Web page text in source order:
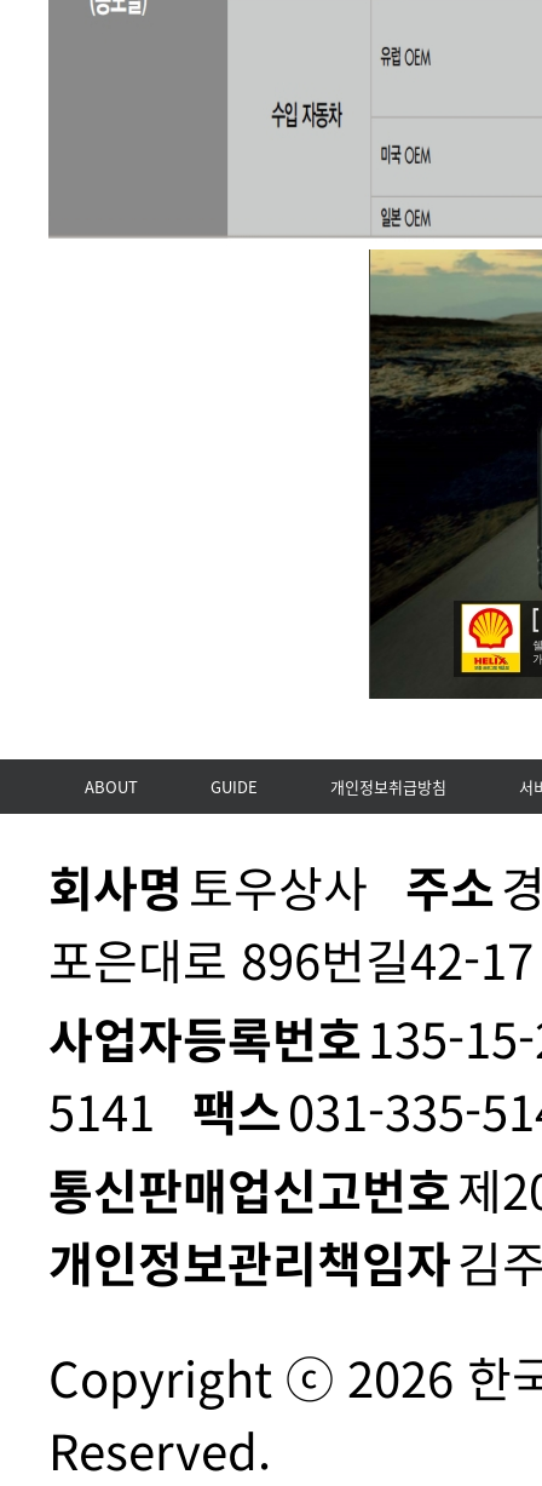
ABOUT GUIDE 개인정보취급방침 서
회사명토우상사 주소
포은대로 896번길42-17
사업자등록번호135-
5141 팩스031-335-
통신판매업신고번호제
개인정보관리책임자김
Copyright ⓒ 2026 한
Reserved.